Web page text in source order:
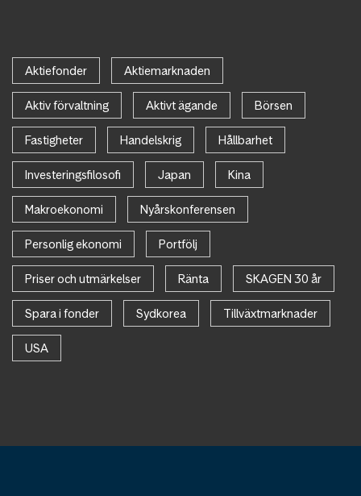
Aktiefonder Aktiemarknaden
Aktiv förvaltning Aktivt ägande Börsen
Fastigheter Handelskrig Hållbarhet
Investeringsfilosofi Japan Kina
Makroekonomi Nyårskonferensen
Personlig ekonomi Portfölj
Priser och utmärkelser Ränta SKAGEN 30 år
Spara i fonder Sydkorea Tillväxtmarknader
USA